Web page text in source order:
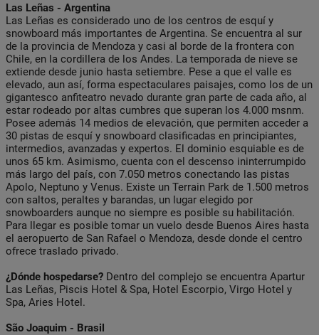
Las Leñas - Argentina
Las Leñas es considerado uno de los centros de esquí y
snowboard más importantes de Argentina. Se encuentra al sur
de la provincia de Mendoza y casi al borde de la frontera con
Chile, en la cordillera de los Andes. La temporada de nieve se
extiende desde junio hasta setiembre. Pese a que el valle es
elevado, aun así, forma espectaculares paisajes, como los de un
gigantesco anfiteatro nevado durante gran parte de cada año, al
estar rodeado por altas cumbres que superan los 4.000 msnm.
Posee además 14 medios de elevación, que permiten acceder a
30 pistas de esquí y snowboard clasificadas en principiantes,
intermedios, avanzadas y expertos. El dominio esquiable es de
unos 65 km. Asimismo, cuenta con el descenso ininterrumpido
más largo del país, con 7.050 metros conectando las pistas
Apolo, Neptuno y Venus. Existe un Terrain Park de 1.500 metros
con saltos, peraltes y barandas, un lugar elegido por
snowboarders aunque no siempre es posible su habilitación.
Para llegar es posible tomar un vuelo desde Buenos Aires hasta
el aeropuerto de San Rafael o Mendoza, desde donde el centro
ofrece traslado privado.
¿Dónde hospedarse? Dentro del complejo se encuentra Apartur
Las Leñas, Piscis Hotel & Spa, Hotel Escorpio, Virgo Hotel y
Spa, Aries Hotel.
São Joaquim - Brasil